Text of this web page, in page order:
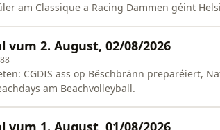
am Classique a Racing Dammen géint
vum 2. August, 02/08/2026
CGDIS ass op Bëschbränn preparéiert,
am Beachvolleyball.
vum 1. August, 01/08/2026